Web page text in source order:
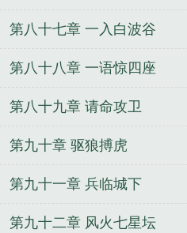
第八十七章 一入白波谷
第八十八章 一语惊四座
第八十九章 请命攻卫
第九十章 驱狼搏虎
第九十一章 兵临城下
第九十二章 风火七星坛